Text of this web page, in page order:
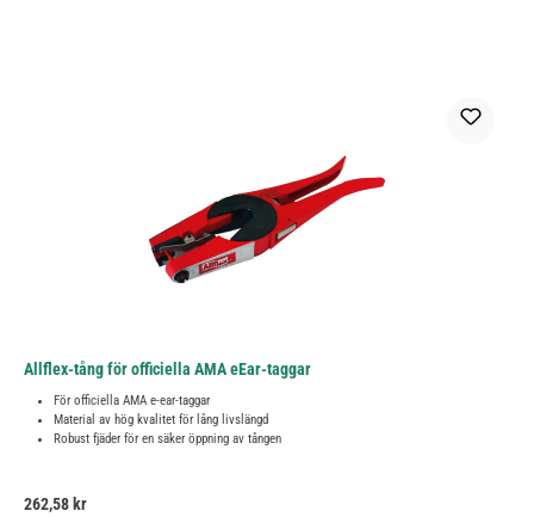
Allflex-tång för officiella AMA eEar-taggar
För officiella AMA e-ear-taggar
Material av hög kvalitet för lång livslängd
Robust fjäder för en säker öppning av tången
Ordinarie pris:
262,58 kr